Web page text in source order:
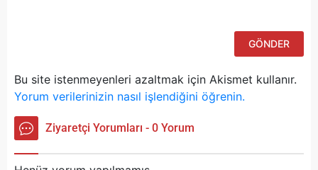
Bu site istenmeyenleri azaltmak için Akismet kullanır.
Yorum verilerinizin nasıl işlendiğini öğrenin.
Ziyaretçi Yorumları - 0 Yorum